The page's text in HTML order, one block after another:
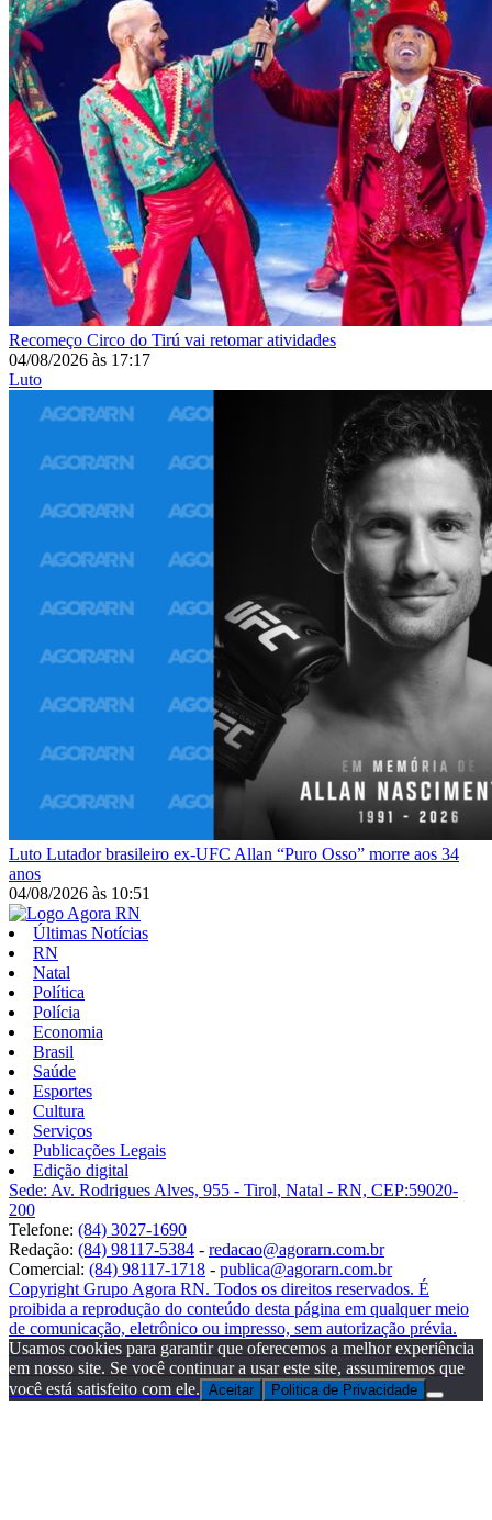
Recomeço Circo do Tirú vai retomar atividades
04/08/2026 às 17:17
Luto
Luto Lutador brasileiro ex-UFC Allan “Puro Osso” morre aos 34
anos
04/08/2026 às 10:51
Últimas Notícias
RN
Natal
Política
Polícia
Economia
Brasil
Saúde
Esportes
Cultura
Serviços
Publicações Legais
Edição digital
Sede: Av. Rodrigues Alves, 955 - Tirol, Natal - RN, CEP:59020-
200
Telefone: (84) 3027-1690
Redação: (84) 98117-5384 - redacao@agorarn.com.br
Comercial: (84) 98117-1718 - publica@agorarn.com.br
Copyright Grupo Agora RN. Todos os direitos reservados. É
proibida a reprodução do conteúdo desta página em qualquer meio
de comunicação, eletrônico ou impresso, sem autorização prévia.
Usamos cookies para garantir que oferecemos a melhor experiência
em nosso site. Se você continuar a usar este site, assumiremos que
você está satisfeito com ele. Aceitar Politica de Privacidade